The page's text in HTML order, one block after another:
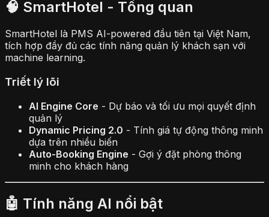
🧠 SmartHotel - Tổng quan
SmartHotel là PMS AI-powered đầu tiên tại Việt Nam,
tích hợp đầy đủ các tính năng quản lý khách sạn với
machine learning.
Triết lý lõi
AI Engine Core - Dự báo và tối ưu mọi quyết định
quản lý
Dynamic Pricing 2.0 - Tính giá tự động thông minh
dựa trên nhiều biến
Auto-Booking Engine - Gợi ý đặt phòng thông
minh cho khách hàng
🤖 Tính năng AI nổi bật